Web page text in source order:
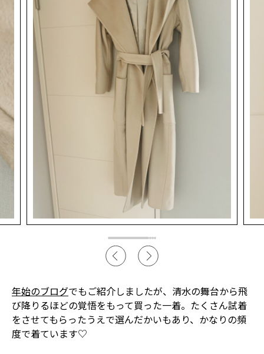
年始のブログでもご紹介しましたが、清水の舞台から飛
び降りるほどの覚悟をもって買った一着。たくさん試着
をさせてもらったうえで選んだかいもあり、かなりの頻
度で着ています♡